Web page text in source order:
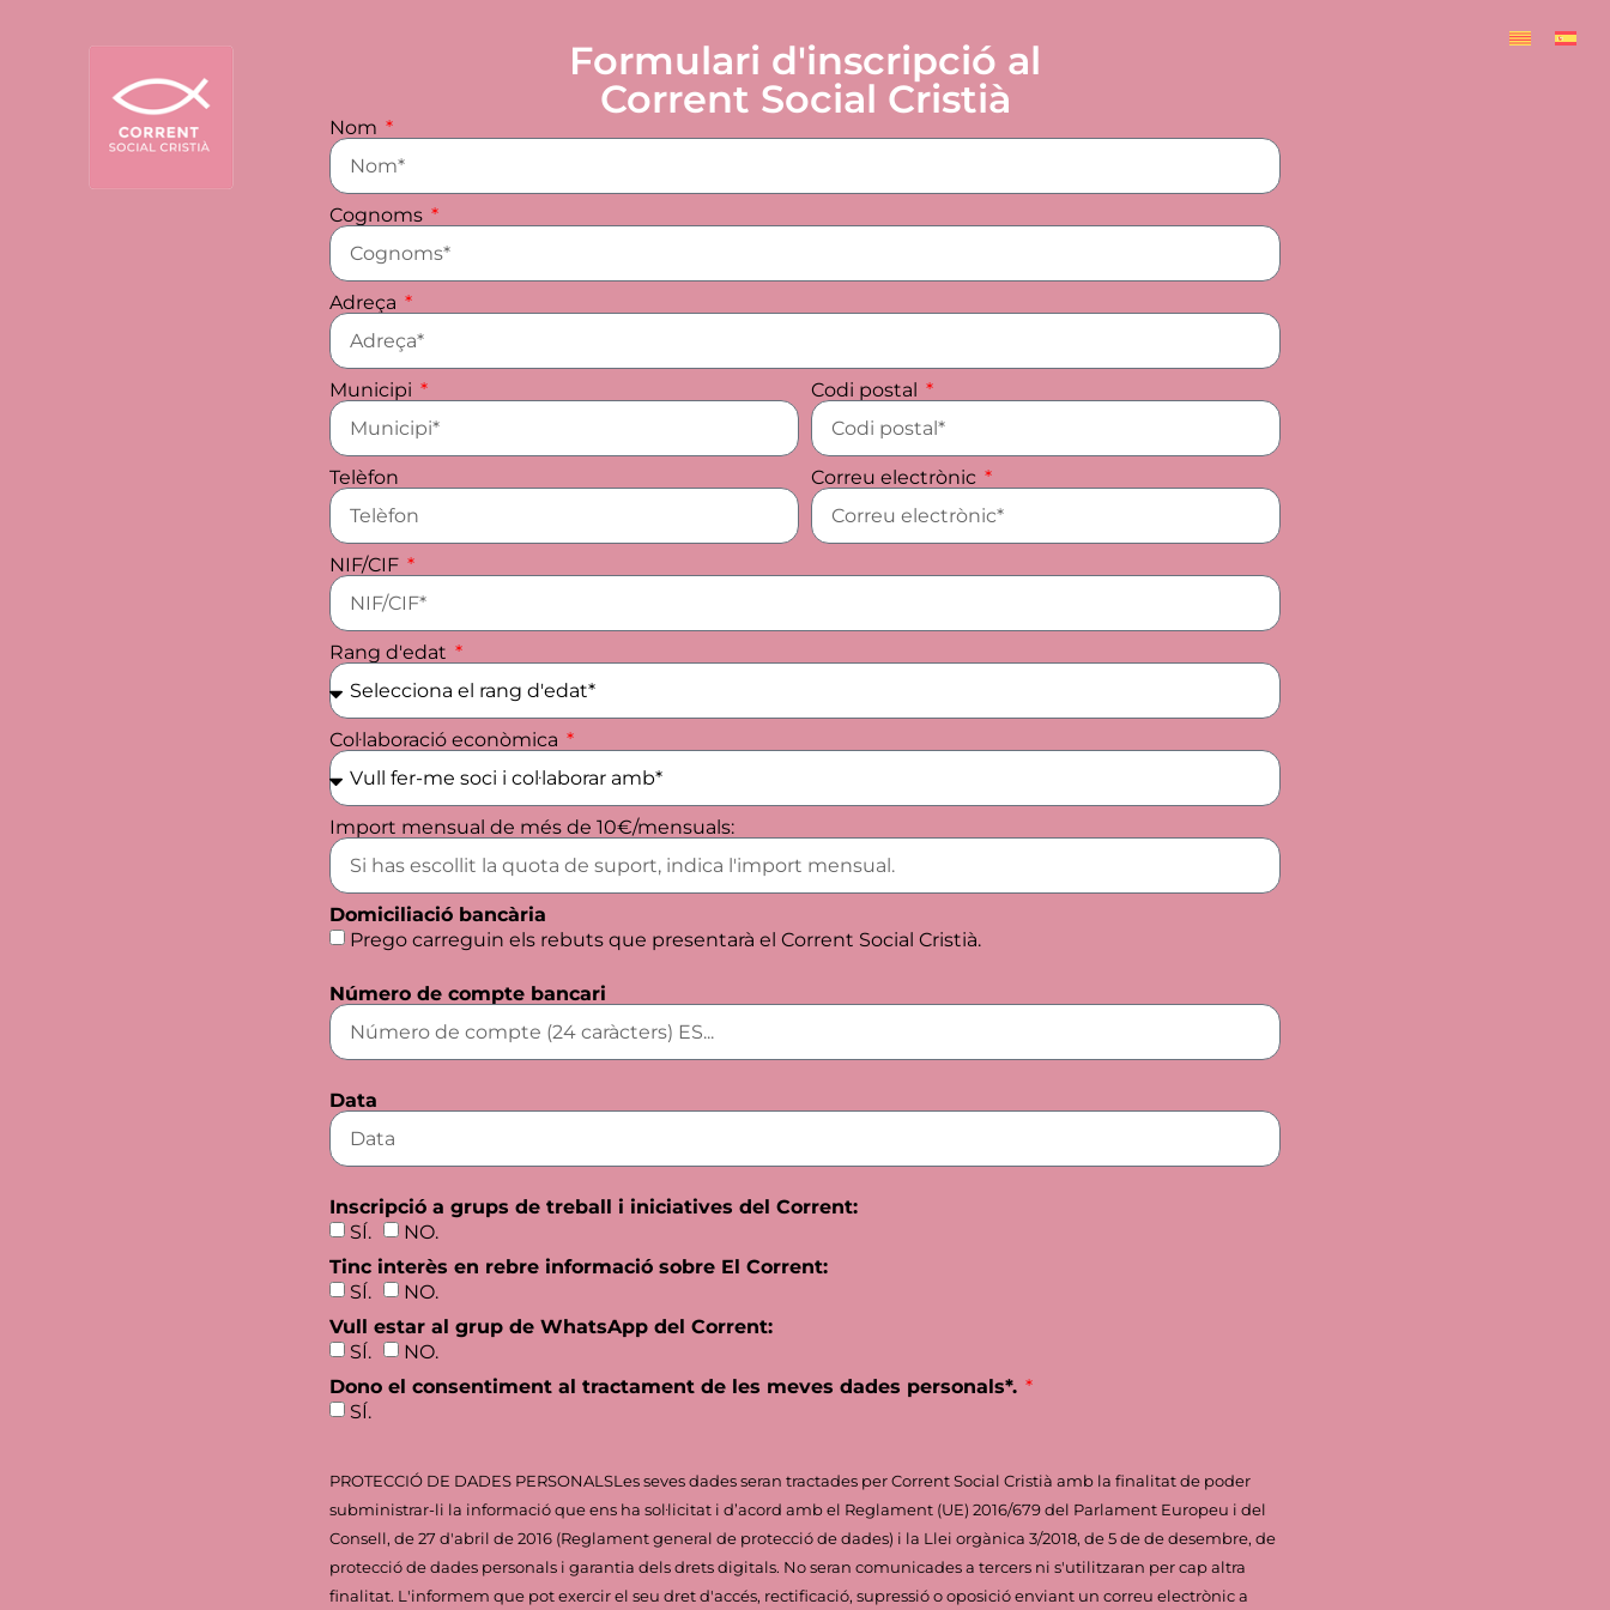
Formulari d'inscripció al
Corrent Social Cristià
Nom
Cognoms
Adreça
Municipi Codi postal
Telèfon Correu electrònic
NIF/CIF
Rang d'edat
Col·laboració econòmica
Import mensual de més de 10€/mensuals:
Domiciliació bancària
Prego carreguin els rebuts que presentarà el Corrent Social Cristià.
Número de compte bancari
Data
Inscripció a grups de treball i iniciatives del Corrent:
SÍ.
NO.
Tinc interès en rebre informació sobre El Corrent:
SÍ.
NO.
Vull estar al grup de WhatsApp del Corrent:
SÍ.
NO.
Dono el consentiment al tractament de les meves dades personals*.
SÍ.
PROTECCIÓ DE DADES PERSONALSLes seves dades seran tractades per Corrent Social Cristià amb la finalitat de poder
subministrar-li la informació que ens ha sol·licitat i d’acord amb el Reglament (UE) 2016/679 del Parlament Europeu i del
Consell, de 27 d'abril de 2016 (Reglament general de protecció de dades) i la Llei orgànica 3/2018, de 5 de de desembre, de
protecció de dades personals i garantia dels drets digitals. No seran comunicades a tercers ni s'utilitzaran per cap altra
finalitat. L'informem que pot exercir el seu dret d'accés, rectificació, supressió o oposició enviant un correu electrònic a